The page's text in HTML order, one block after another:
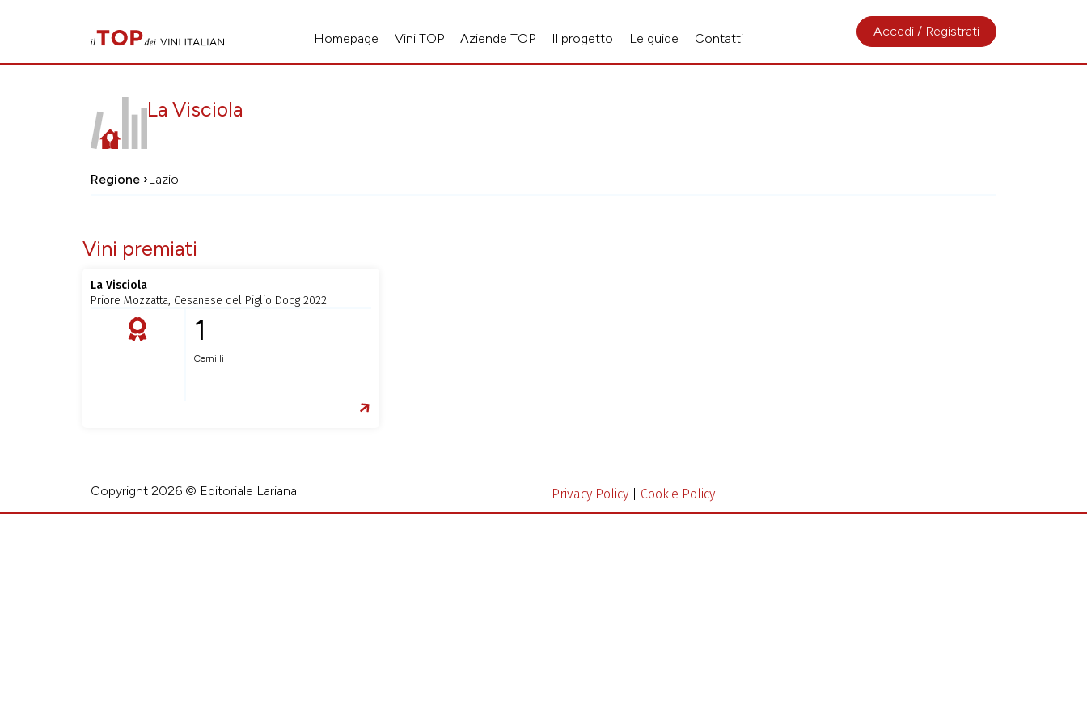
Homepage Vini TOP Aziende TOP Il progetto Le guide Contatti Accedi / Registrati
La Visciola
Regione ›Lazio
Vini premiati
La Visciola
Priore Mozzatta, Cesanese del Piglio Docg 2022
1
Cernilli
Copyright 2026 © Editoriale Lariana Privacy Policy Cookie Policy